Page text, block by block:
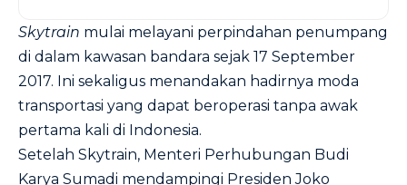
Skytrain mulai melayani perpindahan penumpang
di dalam kawasan bandara sejak 17 September
2017. Ini sekaligus menandakan hadirnya moda
transportasi yang dapat beroperasi tanpa awak
pertama kali di Indonesia.
Setelah Skytrain, Menteri Perhubungan Budi
Karya Sumadi mendampingi Presiden Joko